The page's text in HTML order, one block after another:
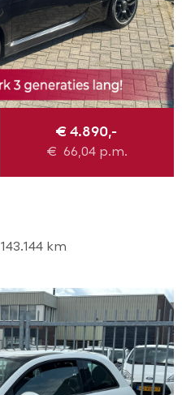
€ 4.890,-
€ 66,04p.m.
143.144 km